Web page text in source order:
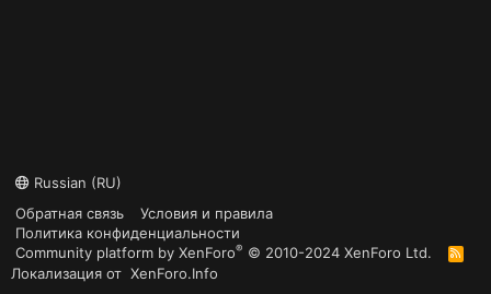
Russian (RU)
Обратная связь
Условия и правила
Политика конфиденциальности
Community platform by XenForo® © 2010-2024 XenForo Ltd.
R
S
Локализация от XenForo.Info